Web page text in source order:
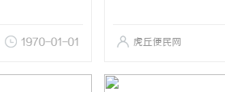
1970-01-01 虎丘便民网